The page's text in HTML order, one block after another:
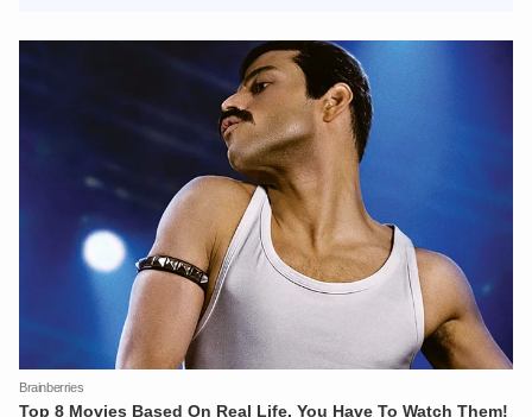
XIN CHÀO,